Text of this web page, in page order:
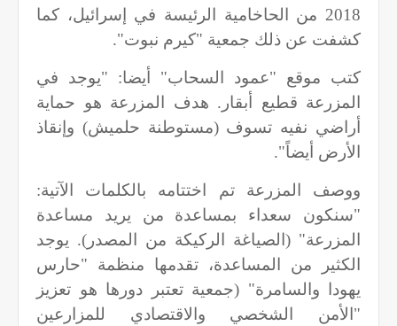
2018 من الحاخامية الرئيسة في إسرائيل، كما
كشفت عن ذلك جمعية "كيرم نبوت".
كتب موقع "عمود السحاب" أيضا: "يوجد في
المزرعة قطيع أبقار. هدف المزرعة هو حماية
أراضي نفيه تسوف (مستوطنة حلميش) وإنقاذ
الأرض أيضاً".
ووصف المزرعة تم اختتامه بالكلمات الآتية:
"سنكون سعداء بمساعدة من يريد مساعدة
المزرعة" (الصياغة الركيكة من المصدر). يوجد
الكثير من المساعدة، تقدمها منظمة "حارس
يهودا والسامرة" (جمعية تعتبر دورها هو تعزيز
"الأمن الشخصي والاقتصادي للمزارعين